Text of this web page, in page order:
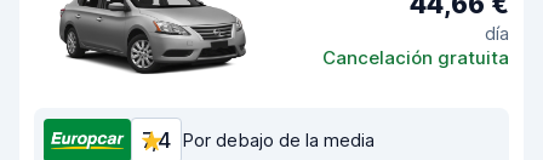
día
Cancelación gratuita
7,4 Por debajo de la media